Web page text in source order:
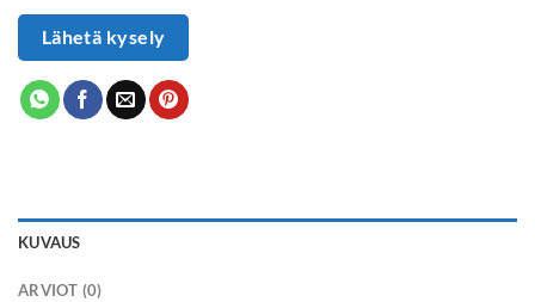
Lähetä kysely
KUVAUS
ARVIOT (0)